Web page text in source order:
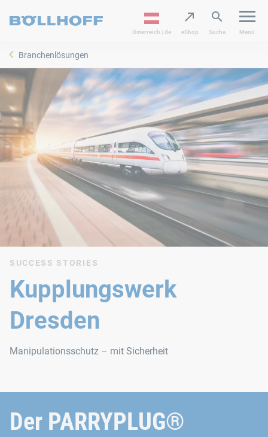
Österreich | de eShop Suche Menü
Branchenlösungen
SUCCESS STORIES
Kupplungswerk
Dresden
Manipulationsschutz – mit Sicherheit
Der PARRYPLUG®